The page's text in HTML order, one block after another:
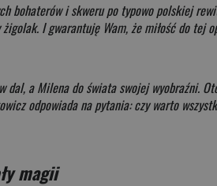
bohaterów i skweru po typowo polskiej
I gwarantuję Wam, że miłość do tej
a Milena do świata swojej wyobraźni.
odpowiada na pytania: czy warto
magii